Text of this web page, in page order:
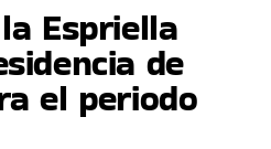
Espriella
de
el periodo